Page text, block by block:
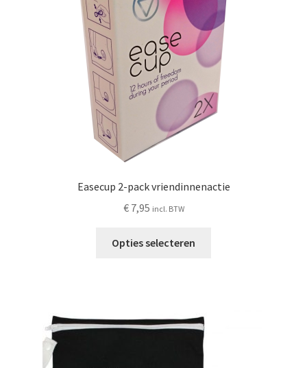
Schoonmaken
Voordeelpakketten
Proefpakketten
wat je nog meer wil weten
Easecup 2-pack vriendinnenactie
€7,95 incl. BTW
Opties selecteren